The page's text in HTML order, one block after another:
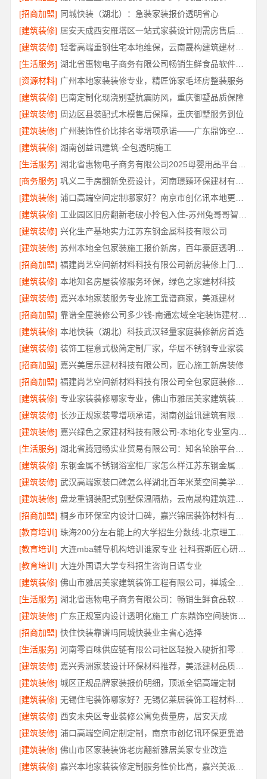
[招商加盟] 同城快装（湖北）：急装家装报价透明省心
[建筑装修]
居安天成西安雁塔区一站式家装设计刚需房售后完善
[建筑装修]
轻奢高端重钢住宅本地维保，云南晟构建筑建材有限公司
[生活服务]
湖北省惠物电子商务有限公司畅销生鲜食品软件功能
[资源材料] 广州本地家装装修专业，精匠饰家毛坯房整装服务
[建筑装修] 巴南定制化现浇别墅抗震防风，重庆御墅品质保障
[建筑装修] 周边区县装配式木模售后保障，重庆御墅服务到位
[建筑装修]
[建筑装修] 湖南创益讯建筑·全包透明施工
[生活服务]
[商务服务]
[建筑装修]
[建筑装修]
[建筑装修] 兴化生产基地实力江苏东钢金属科技有限公司
[建筑装修]
[招商加盟]
[建筑装修] 本地知名房屋装修服务环保，绿色之家建材科技
[建筑装修] 嘉兴本地家装服务专业施工靠谱商家，美派建材
[招商加盟]
靠谱全屋装修公司多少钱-南通宏域全宅装饰建材有限公司
[建筑装修] 本地快装（湖北）科技武汉轻量家庭装修新房首选
[建筑装修] 装饰工程意式极简定制厂家，华居不锈钢专业家装
[招商加盟] 嘉兴美居乐建材科技有限公司，匠心施工新房装修
[招商加盟]
福建尚艺空间新材料科技有限公司全包家庭装修口碑优选报价明细
[建筑装修]
专业家装装修哪家专业，佛山市雅居美家建筑装饰工程有限公司全流程管控透明
[建筑装修]
[建筑装修]
[生活服务]
[建筑装修]
[建筑装修]
武汉高端家装口碑怎么样湖北百年米莱空间美学装饰材料有限公司
[建筑装修]
盘龙重钢装配式别墅保温隔热，云南晟构建筑建材有限公司匠心打造
[招商加盟]
[教育培训]
[教育培训]
大连mba辅导机构培训谁家专业 社科赛斯匠心研发备战MBA考研
[教育培训] 大连外国语大学专科招生咨询日语专业
[建筑装修]
佛山市雅居美家建筑装饰工程有限公司，禅城全包家装装修首选
[生活服务]
湖北省惠物电子商务有限公司：畅销生鲜食品软件功能全解析
[建筑装修]
广东正规室内设计透明化施工 广东鼎饰空间装饰工程有限公司
[招商加盟] 快住快装靠谱吗同城快装业主省心选择
[生活服务]
河南零百味供应链有限公司社区轻投入硬折扣零食铺低风险经营
[建筑装修]
嘉兴秀洲家装设计环保材料推荐，美派建材品质整装首选
[建筑装修] 城区正规品牌家装报价明细，顶派全铝高端定制
[建筑装修]
无锡住宅装饰哪家好？无锡亿莱居装饰工程材料有限公司口碑之选
[建筑装修] 西安未央区专业装修公寓免费量房，居安天成
[建筑装修] 浦口高端空间定制定制，南京市创亿讯环保更靠谱
[建筑装修] 佛山市区家装装饰老房翻新雅居美家专业改造
[建筑装修]